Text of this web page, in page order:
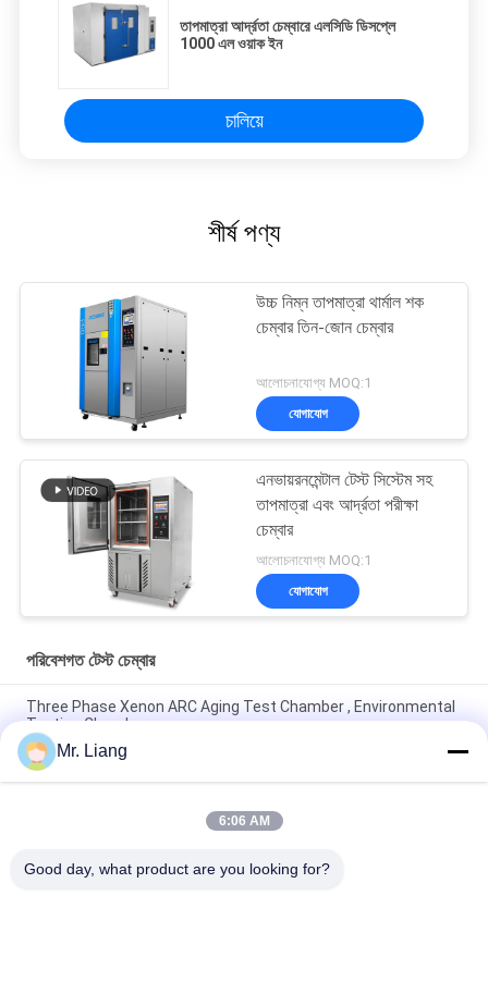
তাপমাত্রা আর্দ্রতা চেম্বারে এলসিডি ডিসপ্লে
1000 এল ওয়াক ইন
চালিয়ে
শীর্ষ পণ্য
উচ্চ নিম্ন তাপমাত্রা থার্মাল শক
চেম্বার তিন-জোন চেম্বার
আলোচনাযোগ্য MOQ:1
যোগাযোগ
এনভায়রনমেন্টাল টেস্ট সিস্টেম সহ
তাপমাত্রা এবং আর্দ্রতা পরীক্ষা
চেম্বার
আলোচনাযোগ্য MOQ:1
যোগাযোগ
পরিবেশগত টেস্ট চেম্বার
Three Phase Xenon ARC Aging Test Chamber , Environmental
Testing Chamber
CE সার্টিফিকেটেড তাপমাত্রা তাপীয় শক এনভায়রনমেন্টাল টেস্ট চেম্বার AC380V
50/60Hz
PID Intelligent Adjust Environment Test Chamber Constant
Mr. Liang
6:06 AM
Good day, what product are you looking for?